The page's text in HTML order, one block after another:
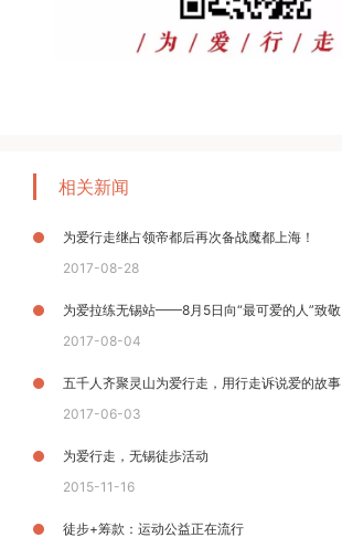
相关新闻
为爱行走继占领帝都后再次备战魔都上海！
2017-08-28
为爱拉练无锡站——8月5日向“最可爱的人”致敬
2017-08-04
五千人齐聚灵山为爱行走，用行走诉说爱的故事
2017-06-03
为爱行走，无锡徒歩活动
2015-11-16
徒步+筹款：运动公益正在流行